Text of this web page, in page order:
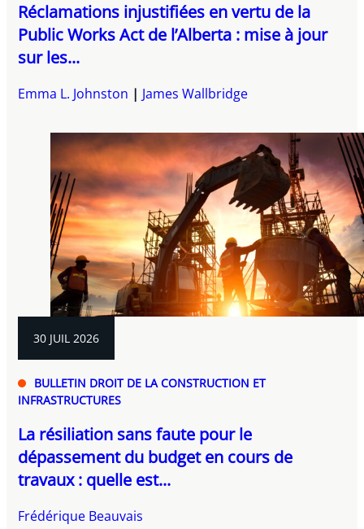
Réclamations injustifiées en vertu de la
Public Works Act de l’Alberta : mise à jour
sur les...
Emma L. Johnston James Wallbridge
30 JUIL 2026
BULLETIN DROIT DE LA CONSTRUCTION ET
INFRASTRUCTURES
La résiliation sans faute pour le
dépassement du budget en cours de
travaux : quelle est...
Frédérique Beauvais